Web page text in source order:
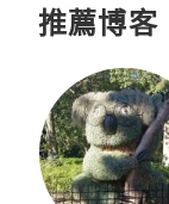
推薦博客